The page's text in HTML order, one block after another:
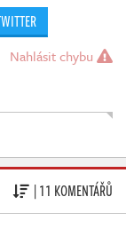
Nahlásit chybu
| 11 KOMENTÁŘŮ